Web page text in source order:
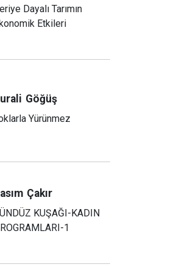
Dayalı Tarımın
Etkileri
Göğüş
Yürünmez
Çakır
KUŞAĞI-KADIN
1